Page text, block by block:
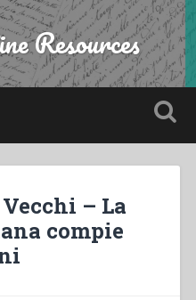
Resources
– La
compie